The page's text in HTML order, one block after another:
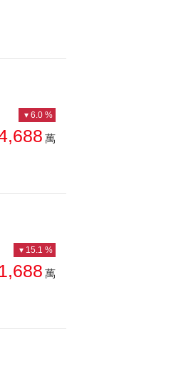
萬
6.0 %
1,688 萬
15.1 %